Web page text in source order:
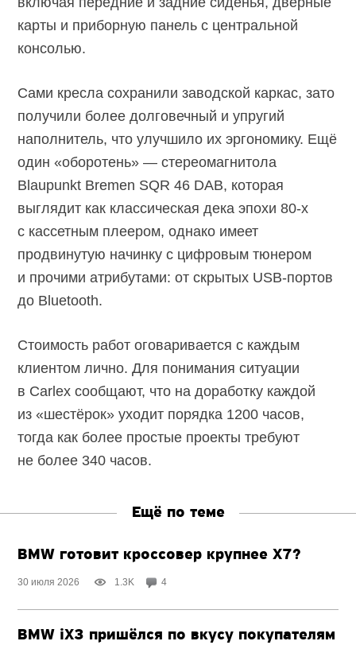
карты и приборную панель с центральной
консолью.
Сами кресла сохранили заводской каркас, зато
получили более долговечный и упругий
наполнитель, что улучшило их эргономику. Ещё
один «оборотень» — стереомагнитола
Blaupunkt Bremen SQR 46 DAB, которая
выглядит как классическая дека эпохи80-х
с кассетным плеером, однако имеет
продвинутую начинку с цифровым тюнером
и прочими атрибутами: от скрытых USB-портов
до Bluetooth.
Стоимость работ оговаривается с каждым
клиентом лично. Для понимания ситуации
в Carlex сообщают, что на доработку каждой
из «шестёрок» уходит порядка 1200 часов,
тогда как более простые проекты требуют
не более 340 часов.
Ещё по теме
BMW готовит кроссовер крупнее X7?
30 июля 2026 1.3K 4
BMW iX3 пришёлся по вкусу покупателям